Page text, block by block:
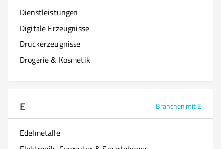
Dienstleistungen
Digitale Erzeugnisse
Druckerzeugnisse
Drogerie & Kosmetik
E Branchen mit E
Edelmetalle